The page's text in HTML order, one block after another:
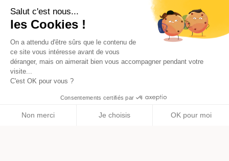
Salut c'est nous...
les Cookies !
On a attendu d'être sûrs que le contenu de
ce site vous intéresse avant de vous
déranger, mais on aimerait bien vous accompagner pendant votre
visite...
C'est OK pour vous ?
Consentements certifiés par
Non merci Je choisis OK pour moi